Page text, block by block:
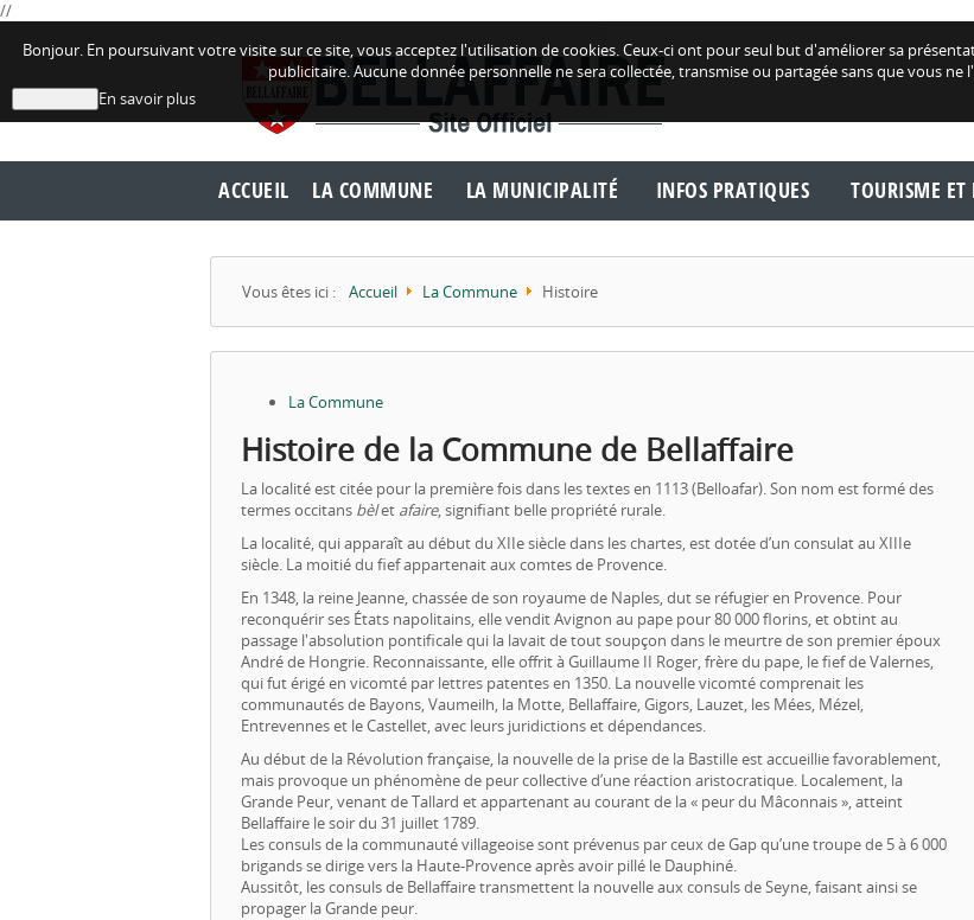
//
Bonjour. En poursuivant votre visite sur ce site, vous acceptez l'utilisation de cookies. Ceux-ci ont pour seul but d'améliorer sa
publicitaire. Aucune donnée personnelle ne sera collectée, transmise ou partagée sans que vous
En savoir plus
ACCUEIL LA COMMUNE LA MUNICIPALITÉ INFOS PRATIQUES TOURISME ET
Vous êtes ici : Accueil La Commune Histoire
La Commune
Histoire de la Commune de Bellaffaire
La localité est citée pour la première fois dans les textes en 1113 (Belloafar). Son nom est formé des
termes occitans bèlet afaire, signifiant belle propriété rurale.
La localité, qui apparaît au début du XIIe siècle dans les chartes, est dotée d’un consulat au XIIIe
siècle. La moitié du fief appartenait aux comtes de Provence.
En 1348, la reine Jeanne, chassée de son royaume de Naples, dut se réfugier en Provence. Pour
reconquérir ses États napolitains, elle vendit Avignon au pape pour 80 000 florins, et obtint au
passage l'absolution pontificale qui la lavait de tout soupçon dans le meurtre de son premier époux
André de Hongrie. Reconnaissante, elle offrit à Guillaume II Roger, frère du pape, le fief de Valernes,
qui fut érigé en vicomté par lettres patentes en 1350. La nouvelle vicomté comprenait les
communautés de Bayons, Vaumeilh, la Motte, Bellaffaire, Gigors, Lauzet, les Mées, Mézel,
Entrevennes et le Castellet, avec leurs juridictions et dépendances.
Au début de la Révolution française, la nouvelle de la prise de la Bastille est accueillie favorablement,
mais provoque un phénomène de peur collective d’une réaction aristocratique. Localement, la
Grande Peur, venant de Tallard et appartenant au courant de la « peur du Mâconnais », atteint
Bellaffaire le soir du 31 juillet 1789.
Les consuls de la communauté villageoise sont prévenus par ceux de Gap qu’une troupe de 5 à 6 000
brigands se dirige vers la Haute-Provence après avoir pillé le Dauphiné.
Aussitôt, les consuls de Bellaffaire transmettent la nouvelle aux consuls de Seyne, faisant ainsi se
propager la Grande peur.